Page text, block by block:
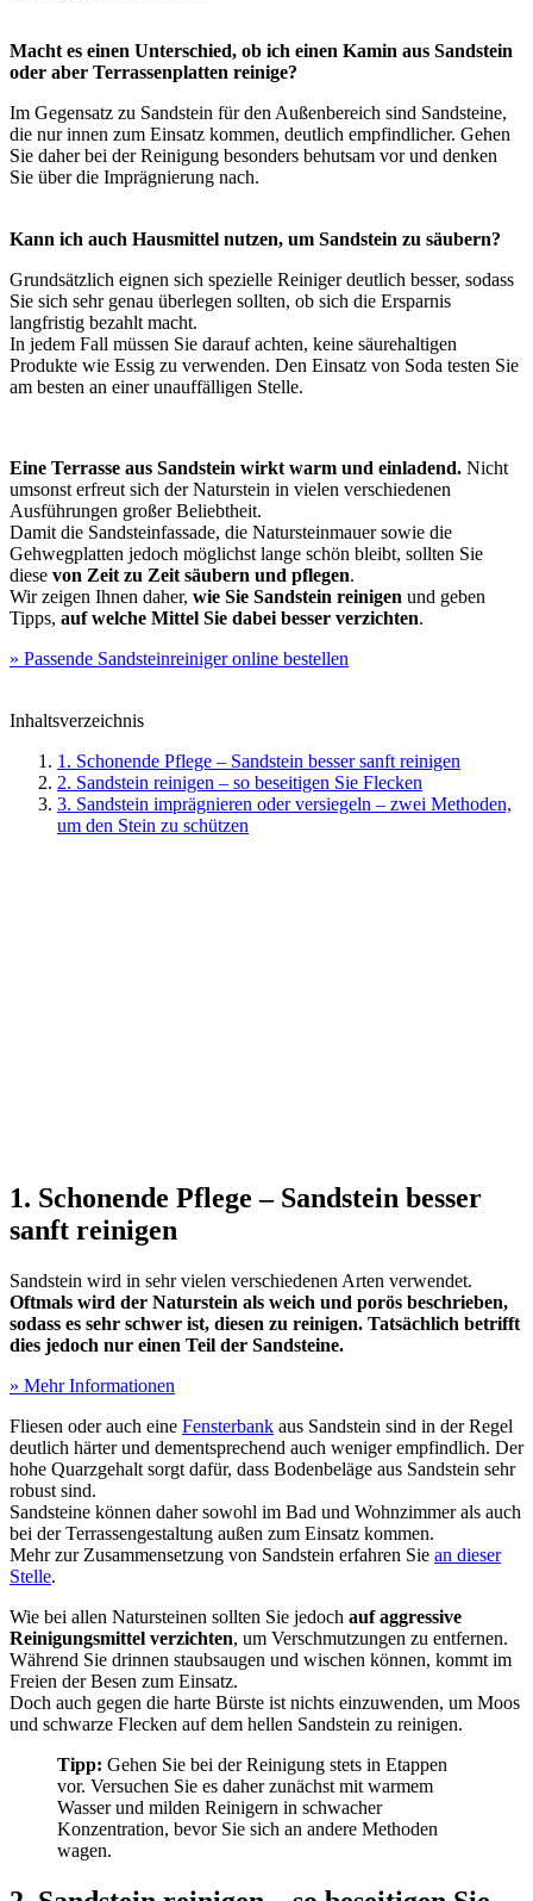
Macht es einen Unterschied, ob ich einen Kamin aus Sandstein
oder aber Terrassenplatten reinige?
Im Gegensatz zu Sandstein für den Außenbereich sind Sandsteine,
die nur innen zum Einsatz kommen, deutlich empfindlicher. Gehen
Sie daher bei der Reinigung besonders behutsam vor und denken
Sie über die Imprägnierung nach.
Kann ich auch Hausmittel nutzen, um Sandstein zu säubern?
Grundsätzlich eignen sich spezielle Reiniger deutlich besser, sodass
Sie sich sehr genau überlegen sollten, ob sich die Ersparnis
langfristig bezahlt macht.
In jedem Fall müssen Sie darauf achten, keine säurehaltigen
Produkte wie Essig zu verwenden. Den Einsatz von Soda testen Sie
am besten an einer unauffälligen Stelle.
Eine Terrasse aus Sandstein wirkt warm und einladend. Nicht
umsonst erfreut sich der Naturstein in vielen verschiedenen
Ausführungen großer Beliebtheit.
Damit die Sandsteinfassade, die Natursteinmauer sowie die
Gehwegplatten jedoch möglichst lange schön bleibt, sollten Sie
diese von Zeit zu Zeit säubern und pflegen.
Wir zeigen Ihnen daher, wie Sie Sandstein reinigen und geben
Tipps, auf welche Mittel Sie dabei besser verzichten.
» Passende Sandsteinreiniger online bestellen
Inhaltsverzeichnis
1. Schonende Pflege – Sandstein besser sanft reinigen
2. Sandstein reinigen – so beseitigen Sie Flecken
3. Sandstein imprägnieren oder versiegeln – zwei Methoden,
um den Stein zu schützen
1. Schonende Pflege – Sandstein besser
sanft reinigen
Sandstein wird in sehr vielen verschiedenen Arten verwendet.
Oftmals wird der Naturstein als weich und porös beschrieben,
sodass es sehr schwer ist, diesen zu reinigen. Tatsächlich betrifft
dies jedoch nur einen Teil der Sandsteine.
» Mehr Informationen
Fliesen oder auch eine Fensterbank aus Sandstein sind in der Regel
deutlich härter und dementsprechend auch weniger empfindlich. Der
hohe Quarzgehalt sorgt dafür, dass Bodenbeläge aus Sandstein sehr
robust sind.
Sandsteine können daher sowohl im Bad und Wohnzimmer als auch
bei der Terrassengestaltung außen zum Einsatz kommen.
Mehr zur Zusammensetzung von Sandstein erfahren Sie an dieser
Stelle.
Wie bei allen Natursteinen sollten Sie jedoch auf aggressive
Reinigungsmittel verzichten, um Verschmutzungen zu entfernen.
Während Sie drinnen staubsaugen und wischen können, kommt im
Freien der Besen zum Einsatz.
Doch auch gegen die harte Bürste ist nichts einzuwenden, um Moos
und schwarze Flecken auf dem hellen Sandstein zu reinigen.
Tipp: Gehen Sie bei der Reinigung stets in Etappen
vor. Versuchen Sie es daher zunächst mit warmem
Wasser und milden Reinigern in schwacher
Konzentration, bevor Sie sich an andere Methoden
wagen.